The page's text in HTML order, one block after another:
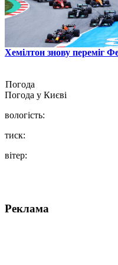
Хемілтон знову переміг
Погода
Погода у Києві
вологість:
тиск:
вітер:
Реклама